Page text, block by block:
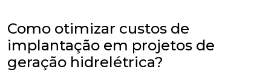
Como otimizar custos de
implantação em projetos de
geração hidrelétrica?